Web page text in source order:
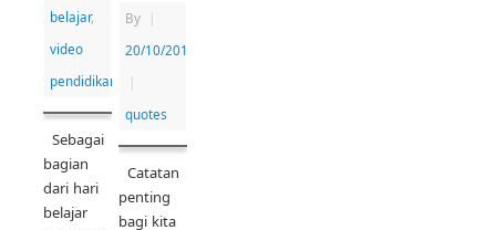
belajar,
video
pendidikan
Sebagai
bagian
dari hari
belajar
By
|
20/10/2013
|
quotes
Catatan
penting
bagi kita